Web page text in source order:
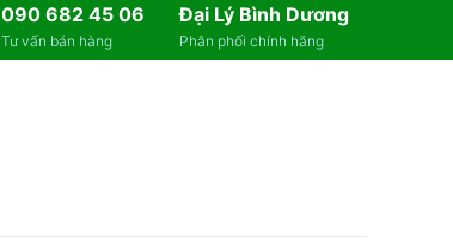
090 682 45 06
Tư vấn bán hàng
Đại Lý Bình Dương
Phân phối chính hãng